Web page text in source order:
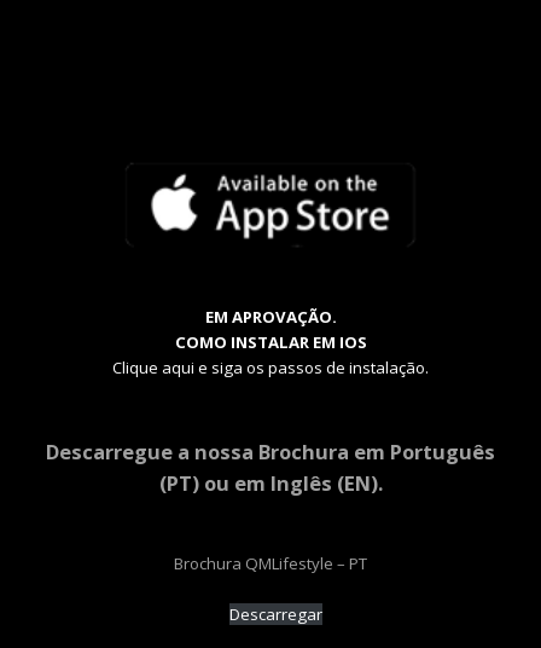
EM APROVAÇÃO.
COMO INSTALAR EM IOS
Clique aqui e siga os passos de instalação.
Descarregue a nossa Brochura em Português
(PT) ou em Inglês (EN).
Brochura QMLifestyle – PT
Descarregar